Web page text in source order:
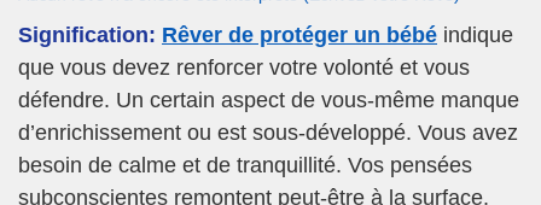
Signification: Rêver de protéger un bébé indique
que vous devez renforcer votre volonté et vous
défendre. Un certain aspect de vous-même manque
d’enrichissement ou est sous-développé. Vous avez
besoin de calme et de tranquillité. Vos pensées
subconscientes remontent peut-être à la surface.